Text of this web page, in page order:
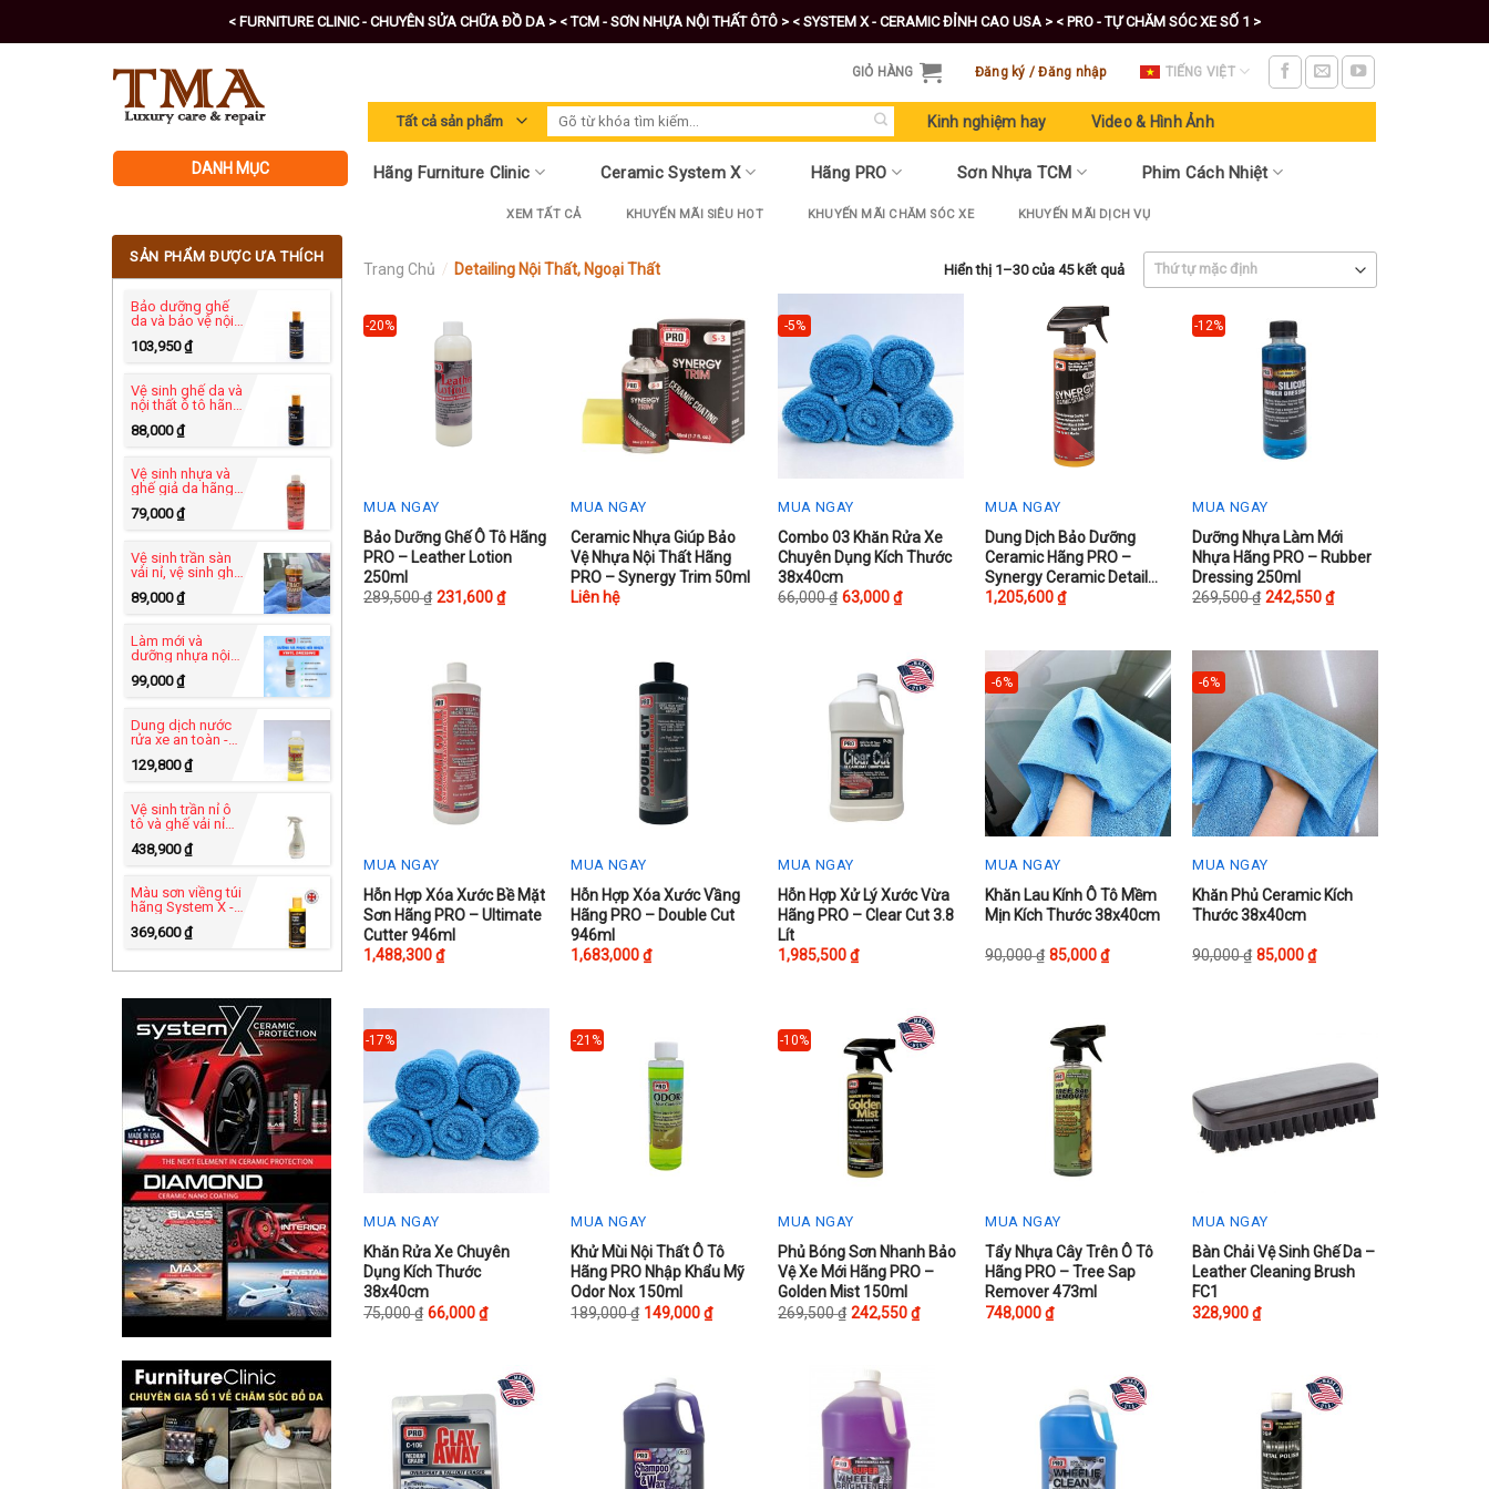
to
< FURNITURE CLINIC - CHUYÊN SỬA CHỮA ĐỒ DA > < TCM - SƠN NHỰA NỘI THẤT ÔTÔ > < SYSTEM X - CERAMIC ĐỈNH CAO USA > < PRO - TỰ CHĂM SÓC XE SỐ 1 >
GIỎ HÀNG Đăng ký / Đăng nhập TIẾNG VIỆT
Tìm
kiếm:
Kinh nghiệm hay Video & Hình Ảnh
DANH MỤC Hãng Furniture Clinic Ceramic System X Hãng PRO Sơn Nhựa TCM Phim Cách Nhiệt
XEM TẤT CẢ KHUYẾN MÃI SIÊU HOT KHUYẾN MÃI CHĂM SÓC XE KHUYẾN MÃI DỊCH VỤ
SẢN PHẨM ĐƯỢC ƯA THÍCH
Bảo dưỡng ghế
da và bảo vệ nội
thất ô tô - Leather
Protection Cream
250ml
103,950₫
Vệ sinh ghế da và
nội thất ô tô hãng
Leather Ultra
Clean 250ml
88,000₫
Vệ sinh nhựa và
ghế giả da hãng
PRO USA - Heavy
Duty C-49
79,000₫
Vệ sinh trần sàn
vải nỉ, vệ sinh ghế
Power™ C-83
89,000₫
Làm mới và
dưỡng nhựa nội
thất - Vinyl
Dressing UB-82
99,000₫
Dung dịch nước
rửa xe an toàn -
C-60 tự rửa xe tại
nhà
129,800₫
Vệ sinh trần nỉ ô
tô và ghế vải nỉ
Clinic - Carpet
Cleaner 500ml
438,900₫
Màu sơn viềng túi
hãng System X -
Leather Edge
Paint 125ml
369,600₫
Trang Chủ / Detailing Nội Thất, Ngoại Thất Hiển thị 1–30 của 45 kết quả
-20%
MUA NGAY
This
product
has
page
Bảo Dưỡng Ghế Ô Tô Hãng
PRO – Leather Lotion
250ml
289,500₫ 231,600₫
MUA NGAY
Ceramic Nhựa Giúp Bảo
Vệ Nhựa Nội Thất Hãng
PRO – Synergy Trim 50ml
Liên hệ
-5%
MUA NGAY
This
product
has
page
Combo 03 Khăn Rửa Xe
Chuyên Dụng Kích Thước
38x40cm
66,000₫ 63,000₫
MUA NGAY
This
product
has
options
may
chosen
on
the
page
Dung Dịch Bảo Dưỡng
Ceramic Hãng PRO –
Synergy Ceramic Detail
Spray S-4
1,205,600₫
-12%
MUA NGAY
This
product
has
options
be
chosen
on
the
page
Dưỡng Nhựa Làm Mới
Nhựa Hãng PRO – Rubber
Dressing 250ml
269,500₫ 242,550₫
MUA NGAY
Hỗn Hợp Xóa Xước Bề Mặt
Sơn Hãng PRO – Ultimate
Cutter 946ml
1,488,300₫
MUA NGAY
Hỗn Hợp Xóa Xước Vầng
Hãng PRO – Double Cut
946ml
1,683,000₫
MUA NGAY
Hỗn Hợp Xử Lý Xước Vừa
Hãng PRO – Clear Cut 3.8
Lít
1,985,500₫
-6%
MUA NGAY
This
product
has
page
Khăn Lau Kính Ô Tô Mềm
Mịn Kích Thước 38x40cm
90,000₫ 85,000₫
-6%
MUA NGAY
This
product
has
be
chosen
on
page
Khăn Phủ Ceramic Kích
Thước 38x40cm
90,000₫ 85,000₫
-17%
MUA NGAY
This
product
has
options
chosen
Khăn Rửa Xe Chuyên
Dụng Kích Thước
38x40cm
75,000₫ 66,000₫
-21%
MUA NGAY
This
product
has
options
Khử Mùi Nội Thất Ô Tô
Hãng PRO Nhập Khẩu Mỹ
Odor Nox 150ml
189,000₫ 149,000₫
-10%
MUA NGAY
This
product
has
options
Phủ Bóng Sơn Nhanh Bảo
Vệ Xe Mới Hãng PRO –
Golden Mist 150ml
269,500₫ 242,550₫
MUA NGAY
Tẩy Nhựa Cây Trên Ô Tô
Hãng PRO – Tree Sap
Remover 473ml
748,000₫
MUA NGAY
Bàn Chải Vệ Sinh Ghế Da –
Leather Cleaning Brush
FC1
328,900₫